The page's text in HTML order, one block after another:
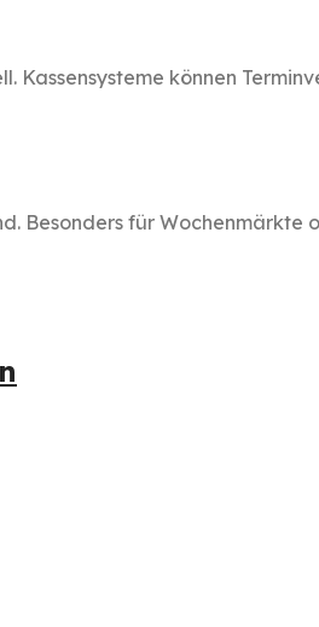
Kassensysteme können
Besonders für Wochenmärkte